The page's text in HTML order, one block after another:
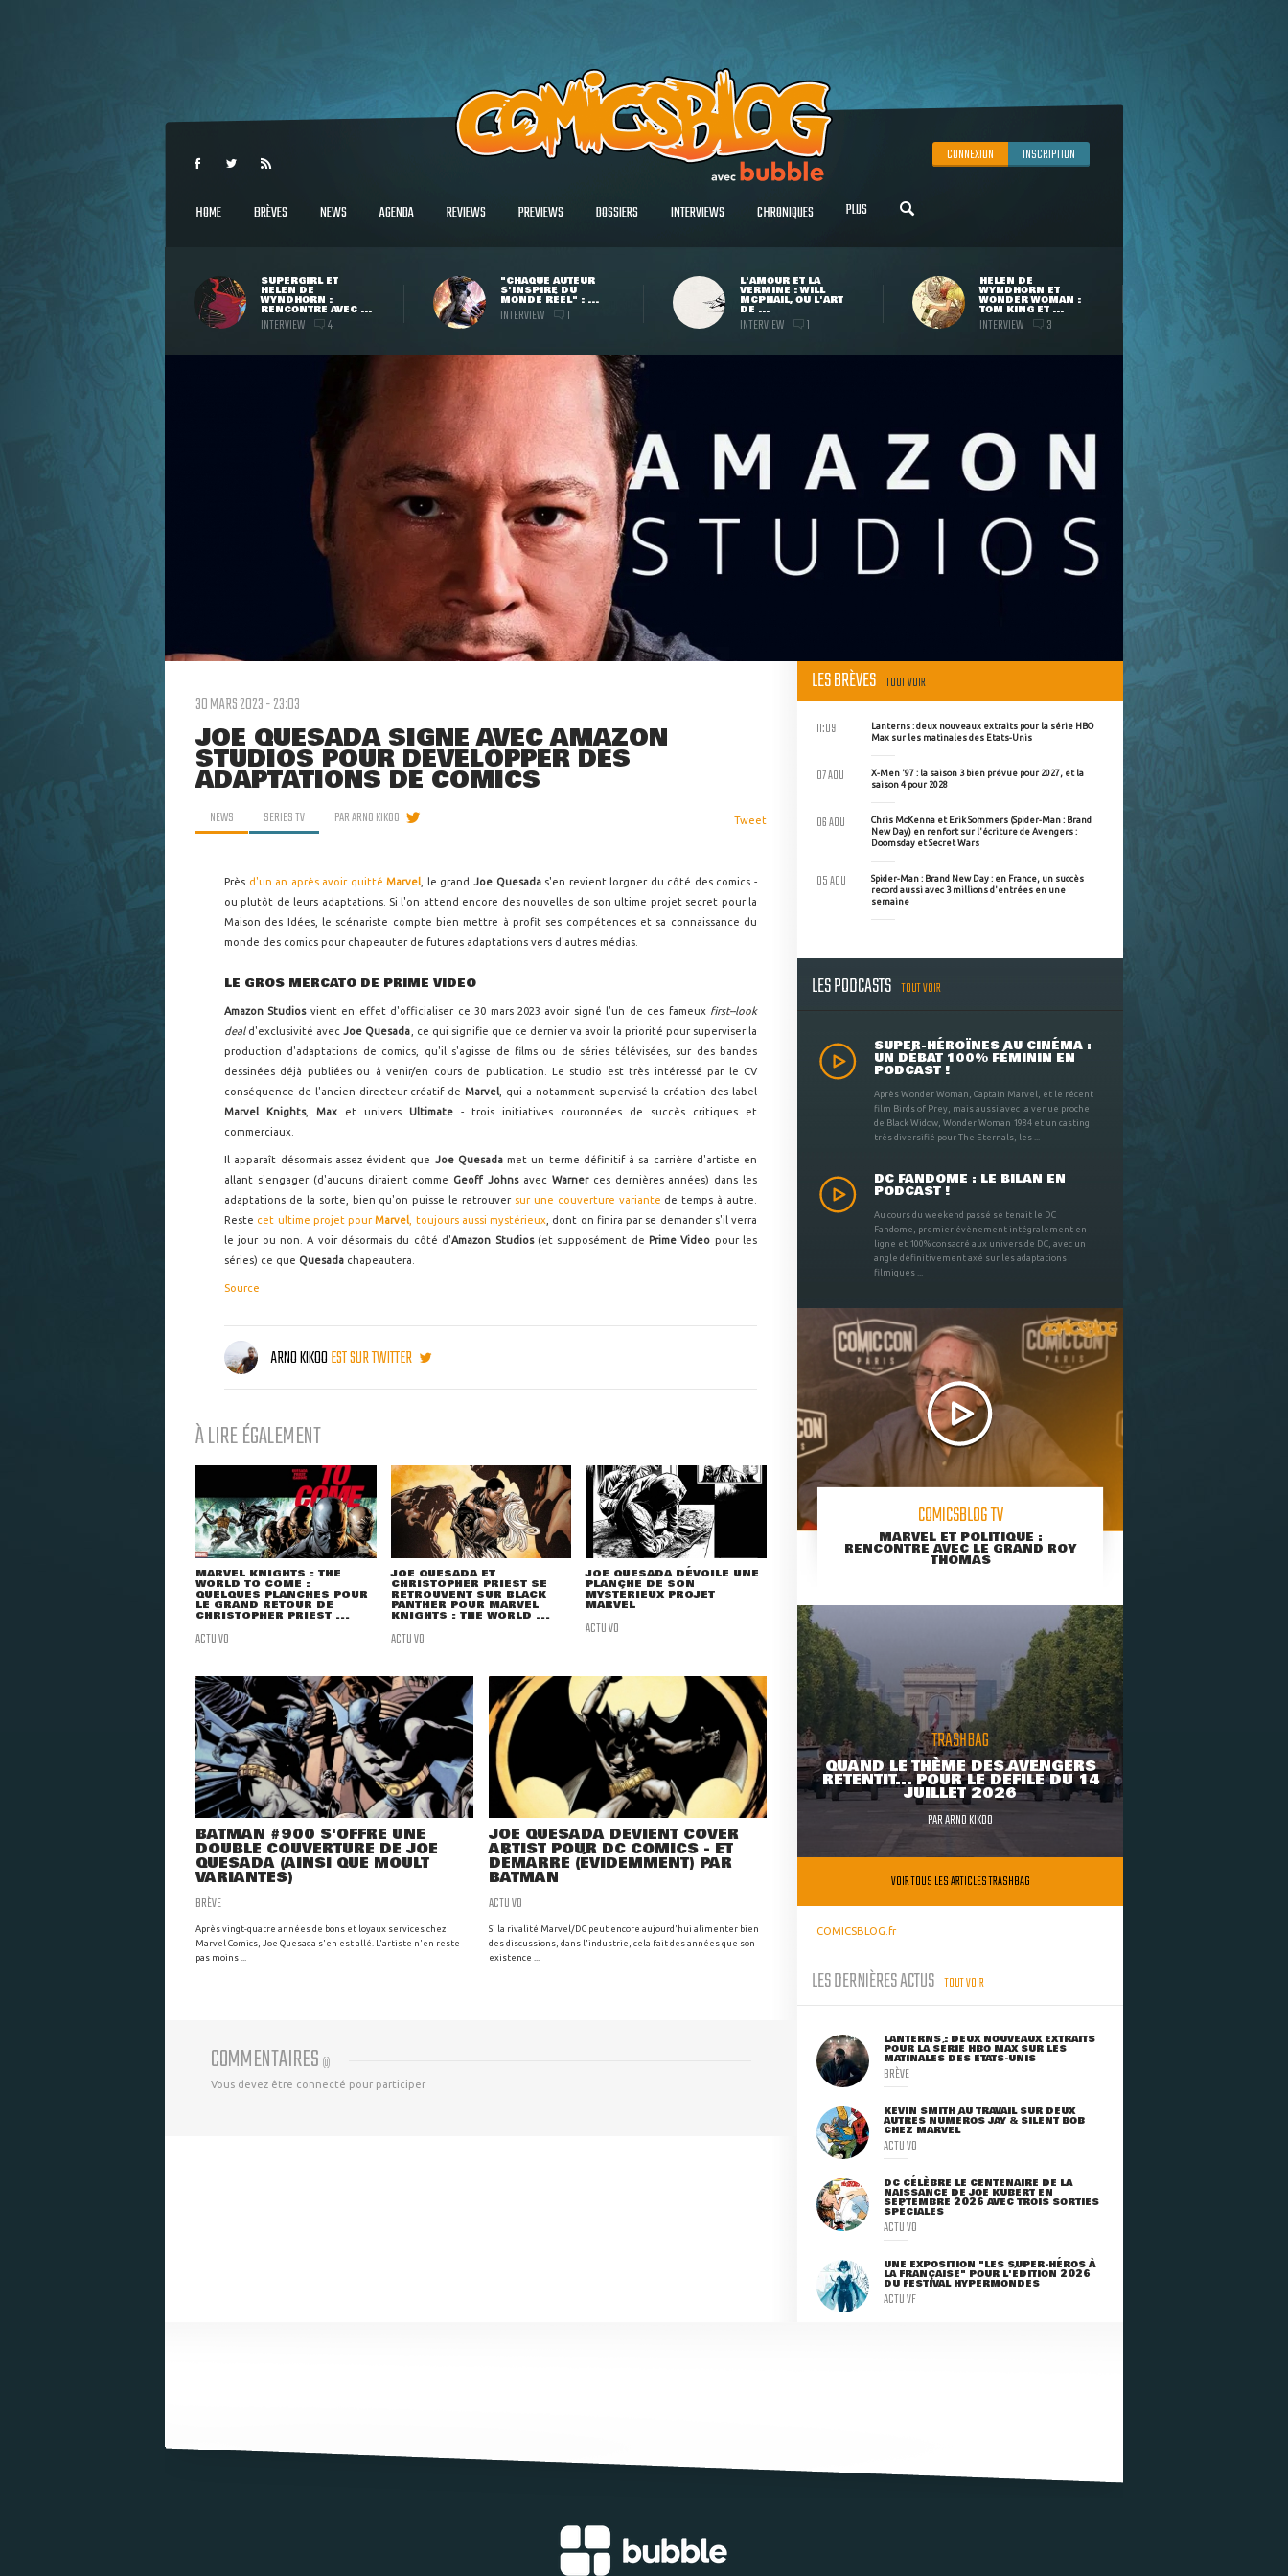
CONNEXION INSCRIPTION
HOME BRÈVES NEWS AGENDA REVIEWS PREVIEWS DOSSIERS INTERVIEWS CHRONIQUES PLUS
SUPERGIRL ET
HELEN DE
WYNDHORN :
RENCONTRE AVEC ...
INTERVIEW 4
"CHAQUE AUTEUR
S'INSPIRE DU
MONDE RÉEL" : ...
INTERVIEW 1
L'AMOUR ET LA
VERMINE : WILL
MCPHAIL, OU L'ART
DE ...
INTERVIEW 1
HELEN DE
WYNDHORN ET
WONDER WOMAN :
TOM KING ET ...
INTERVIEW 3
30 MARS 2023 - 23:03
JOE QUESADA SIGNE AVEC AMAZON
STUDIOS POUR DÉVELOPPER DES
ADAPTATIONS DE COMICS
NEWS SERIES TV PARARNO KIKOO Tweet
Près d'un an après avoir quittéMarvel , le grandJoe Quesada s'en revient lorgner du côté des comics -
ou plutôt de leurs adaptations. Si l'on attend encore des nouvelles de son ultime projet secret pour la
Maison des Idées, le scénariste compte bien mettre à profit ses compétences et sa connaissance du
monde des comics pour chapeauter de futures adaptations vers d'autres médias.
LE GROS MERCATO DE PRIME VIDEO
Amazon Studios vient en effet d'officialiser ce 30 mars 2023 avoir signé l'un de ces fameux first--look
deal d'exclusivité avecJoe Quesada , ce qui signifie que ce dernier va avoir la priorité pour superviser la
production d'adaptations de comics, qu'il s'agisse de films ou de séries télévisées, sur des bandes
dessinées déjà publiées ou à venir/en cours de publication. Le studio est très intéressé par le CV
conséquence de l'ancien directeur créatif deMarvel , qui a notamment supervisé la création des label
Marvel Knights, Max et univers Ultimate - trois initiatives couronnées de succès critiques et
commerciaux.
Il apparaît désormais assez évident que Joe Quesada met un terme définitif à sa carrière d'artiste en
allant s'engager (d'aucuns diraient comme Geoff Johns avec Warner ces dernières années) dans les
adaptations de la sorte, bien qu'on puisse le retrouver sur une couverture variante de temps à autre.
Reste cet ultime projet pourMarvel , toujours aussi mystérieux , dont on finira par se demander s'il verra
le jour ou non. A voir désormais du côté d'Amazon Studios (et supposément de Prime Video pour les
séries) ce que Quesada chapeautera.
Source
ARNO KIKOOEST SUR TWITTER
À LIRE ÉGALEMENT
MARVEL KNIGHTS : THE
WORLD TO COME :
QUELQUES PLANCHES POUR
LE GRAND RETOUR DE
CHRISTOPHER PRIEST ...
ACTU VO
JOE QUESADA ET
CHRISTOPHER PRIEST SE
RETROUVENT SUR BLACK
PANTHER POUR MARVEL
KNIGHTS : THE WORLD ...
ACTU VO
JOE QUESADA DÉVOILE UNE
PLANCHE DE SON
MYSTÉRIEUX PROJET
MARVEL
ACTU VO
BATMAN #900 S'OFFRE UNE
DOUBLE COUVERTURE DE JOE
QUESADA (AINSI QUE MOULT
VARIANTES)
BRÈVE
Après vingt-quatre années de bons et loyaux services chez
Marvel Comics, Joe Quesada s'en est allé. L'artiste n'en reste
pas moins ...
JOE QUESADA DEVIENT COVER
ARTIST POUR DC COMICS - ET
DÉMARRE (ÉVIDEMMENT) PAR
BATMAN
ACTU VO
Si la rivalité Marvel/DC peut encore aujourd'hui alimenter bien
des discussions, dans l'industrie, cela fait des années que son
existence ...
COMMENTAIRES (0)
Vous devez être connecté pour participer
LES BRÈVES TOUT VOIR
Lanterns : deux nouveaux extraits pour la série HBO
Max sur les matinales des Etats-Unis
11:09
X-Men '97 : la saison 3 bien prévue pour 2027, et la
saison 4 pour 2028
07 AOU
Chris McKenna et Erik Sommers (Spider-Man : Brand
New Day) en renfort sur l'écriture de Avengers :
Doomsday et Secret Wars
06 AOU
Spider-Man : Brand New Day : en France, un succès
record aussi avec 3 millions d'entrées en une
semaine
05 AOU
LES PODCASTS TOUT VOIR
SUPER-HÉROÏNES AU CINÉMA :
UN DÉBAT 100% FÉMININ EN
PODCAST !
Après Wonder Woman, Captain Marvel, et le récent
film Birds of Prey, mais aussi avec la venue proche
de Black Widow, Wonder Woman 1984 et un casting
très diversifié pour The Eternals, les ...
DC FANDOME : LE BILAN EN
PODCAST !
Au cours du weekend passé se tenait le DC
Fandome, premier évènement intégralement en
ligne et 100% consacré aux univers de DC, avec un
angle définitivement axé sur les adaptations
filmiques ...
COMICSBLOG TV
MARVEL ET POLITIQUE :
RENCONTRE AVEC LE GRAND ROY
THOMAS
TRASHBAG
QUAND LE THÈME DES AVENGERS
RETENTIT... POUR LE DÉFILÉ DU 14
JUILLET 2026
PARARNO KIKOO
VOIR TOUS LES ARTICLES TRASHBAG
COMICSBLOG.fr
LES DERNIÈRES ACTUS TOUT VOIR
LANTERNS : DEUX NOUVEAUX EXTRAITS
POUR LA SÉRIE HBO MAX SUR LES
MATINALES DES ETATS-UNIS
BRÈVE
KEVIN SMITH AU TRAVAIL SUR DEUX
AUTRES NUMÉROS JAY & SILENT BOB
CHEZ MARVEL
ACTU VO
DC CÉLÈBRE LE CENTENAIRE DE LA
NAISSANCE DE JOE KUBERT EN
SEPTEMBRE 2026 AVEC TROIS SORTIES
SPÉCIALES
ACTU VO
UNE EXPOSITION "LES SUPER-HÉROS À
LA FRANÇAISE" POUR L'ÉDITION 2026
DU FESTIVAL HYPERMONDES
ACTU VF